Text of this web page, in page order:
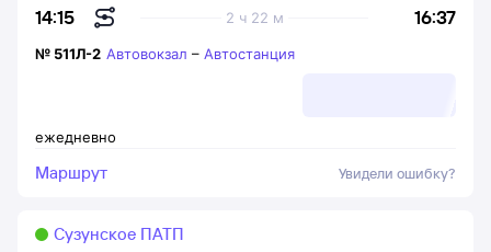
14:15 16:37
2 ч 22 м
ежедневно
№ 511Л-2 Автовокзал – Автостанция
Маршрут Увидели ошибку?
Сузунское ПАТП